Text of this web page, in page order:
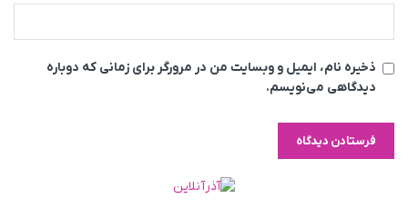
ذخیره نام، ایمیل و وبسایت من در مرورگر برای زمانی که دوباره
دیدگاهی می‌نویسم.